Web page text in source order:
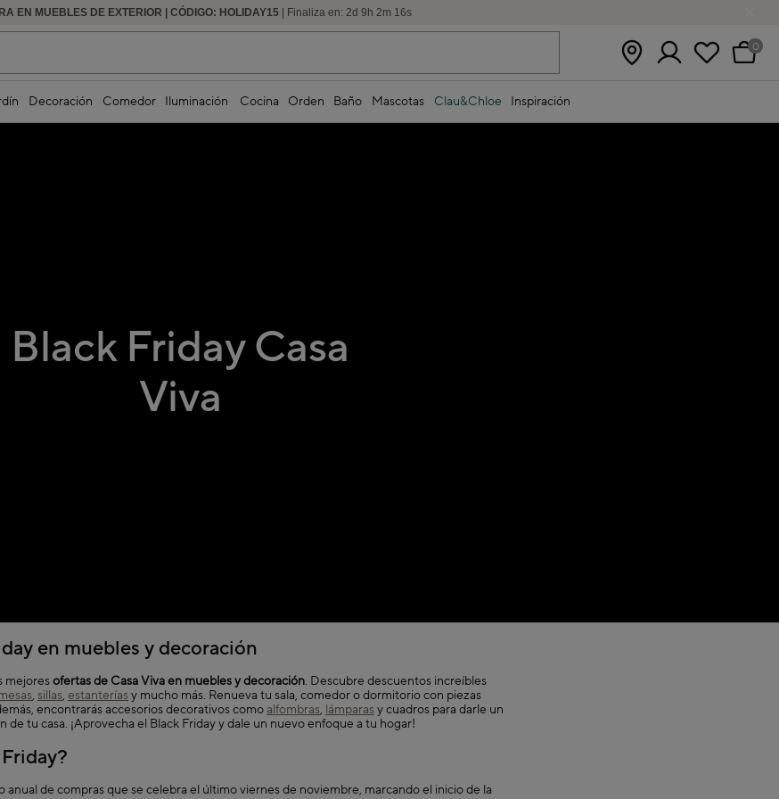
EN MUEBLES DE EXTERIOR | CÓDIGO: HOLIDAY15 | Finaliza en: 2d 9 h 2m 16s
HASTA -60% DE DESCUENTO | SEGUNDAS REBAJAS
0
Decoración Comedor Iluminación Cocina Orden Baño Mascotas Clau&Chloe Inspiración
Black Friday Casa
Viva
en muebles y decoración
mejoresofertas de Casa Viva en muebles y decoración. Descubre descuentos increíbles
, sillas, estanteríasy mucho más. Renueva tu sala, comedor o dormitorio con piezas
encontrarás accesorios decorativos como alfombras, lámparasy cuadros para darle un
de tu casa. ¡Aprovecha el Black Friday y dale un nuevo enfoque a tu hogar!
anual de compras que se celebra el último viernes de noviembre, marcando el inicio de la